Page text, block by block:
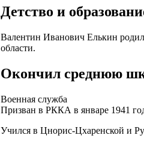
Детство и
Валентин Иванович Елькин
области.
Окончил среднюю
Военная служба
Призван в РККА в январе 1941
Учился в Цнорис-Цхаренской и